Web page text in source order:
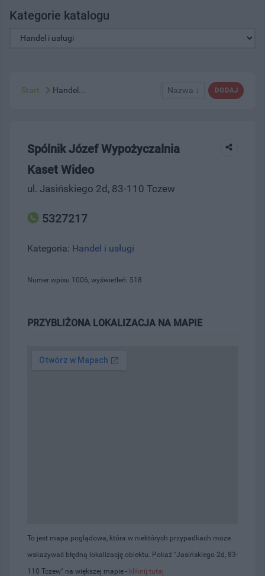
Kategorie katalogu
DODAJ
Nazwa ↓
Start Handel...
Spólnik Józef Wypożyczalnia
Kaset Wideo
ul. Jasińskiego 2d, 83-110 Tczew
5327217
Kategoria: Handel i usługi
Numer wpisu 1006, wyświetleń: 518
PRZYBLIŻONA LOKALIZACJA NA MAPIE
To jest mapa poglądowa, która w niektórych przypadkach może
wskazywać błędną lokalizację obiektu. Pokaż "Jasińskiego 2d, 83-
110 Tczew" na większej mapie - kliknij tutaj